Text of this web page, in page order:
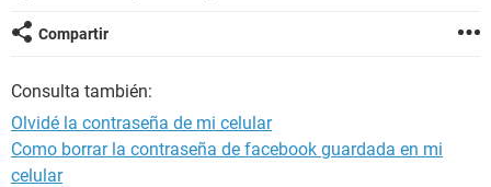
Compartir
Consulta también:
Olvidé la contraseña de mi celular
Como borrar la contraseña de facebook guardada en mi
celular